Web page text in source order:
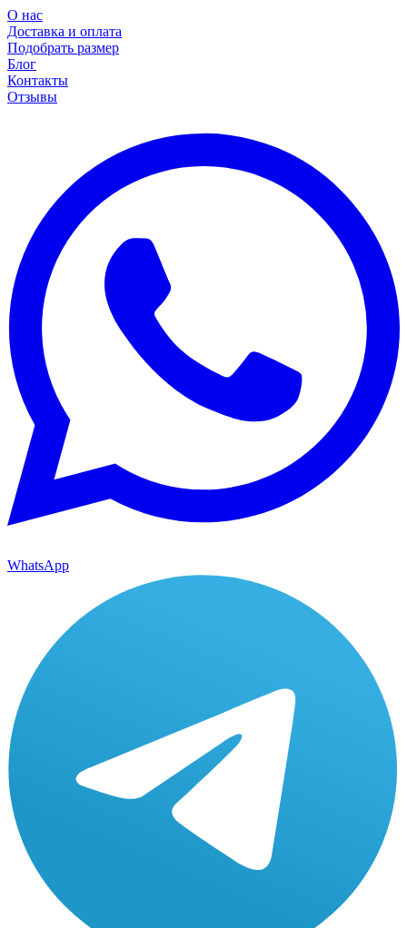
О нас
Доставка и оплата
Подобрать размер
Блог
Контакты
Отзывы
WhatsApp